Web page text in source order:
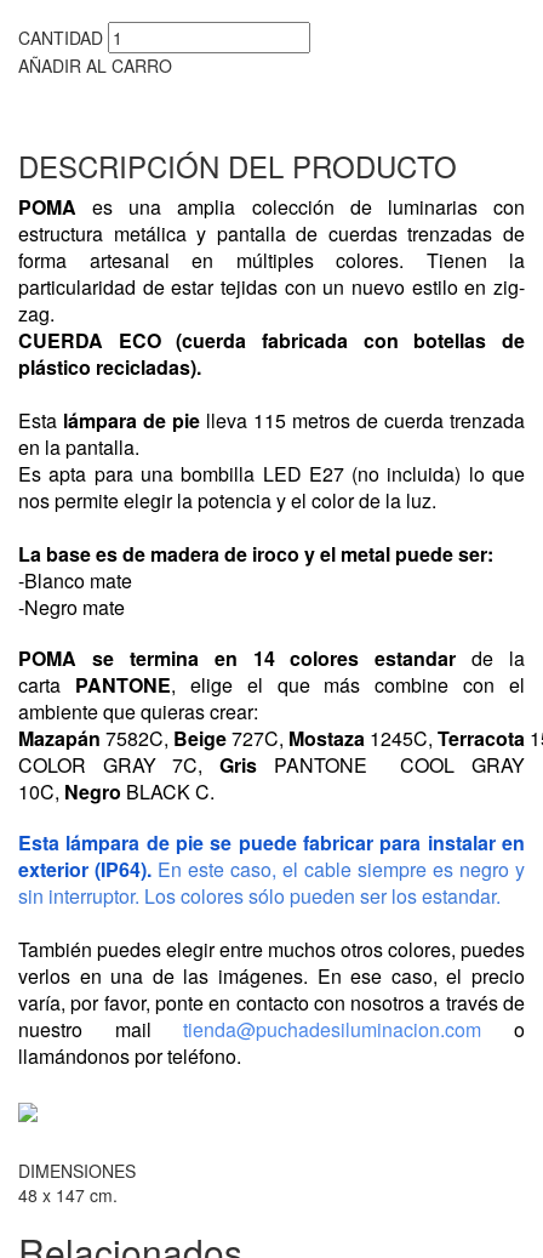
CANTIDAD
AÑADIR AL CARRO
DESCRIPCIÓN DEL PRODUCTO
POMA es una amplia colección de luminarias con
estructura metálica y pantalla de cuerdas trenzadas de
forma artesanal en múltiples colores. Tienen la
particularidad de estar tejidas con un nuevo estilo en zig-
zag.
CUERDA ECO (cuerda fabricada con botellas de
plástico recicladas).
Esta lámpara de pie lleva 115 metros de cuerda trenzada
en la pantalla.
Es apta para una bombilla LED E27 (no incluida) lo que
nos permite elegir la potencia y el color de la luz.
La base es de madera de iroco y el metal puede ser:
-Blanco mate
-Negro mate
POMA se termina en 14 colores estandarde la
carta PANTONE, elige el que más combine con el
ambiente que quieras crear:
Mazapán 7582C, Beige727C, Mostaza 1245C, Terracota
COLOR GRAY 7C,Gris PANTONE
COOL GRAY
10C, Negro BLACK C.
Esta lámpara de pie se puede fabricar para instalar en
exterior (IP64). En este caso, el cable siempre es negro y
sin interruptor. Los colores sólo pueden ser los estandar.
También puedes elegir entre muchos otros colores, puedes
verlos en una de las imágenes. En ese caso, el precio
varía, por favor, ponte en contacto con nosotros a través de
nuestro mailtienda@puchadesiluminacion.com o
llamándonos por teléfono.
DIMENSIONES
48 x 147 cm.